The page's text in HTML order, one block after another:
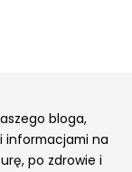
bloga,
informacjami na
po zdrowie i